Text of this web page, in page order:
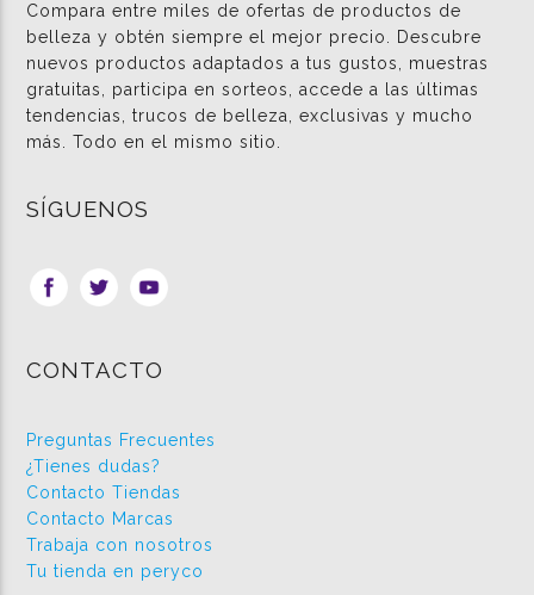
Compara entre miles de ofertas de productos de
belleza y obtén siempre el mejor precio. Descubre
nuevos productos adaptados a tus gustos, muestras
gratuitas, participa en sorteos, accede a las últimas
tendencias, trucos de belleza, exclusivas y mucho
más. Todo en el mismo sitio.
SÍGUENOS
CONTACTO
Preguntas Frecuentes
¿Tienes dudas?
Contacto Tiendas
Contacto Marcas
Trabaja con nosotros
Tu tienda en peryco